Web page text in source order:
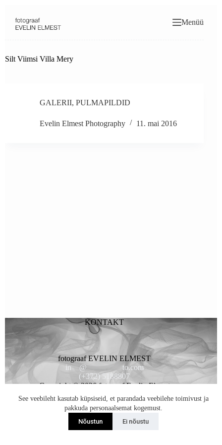
content
See veebileht kasutab küpsiseid, et parandada veebilehe toimivust ja
pakkuda personaalsemat kogemust.
Nõustun
Ei nõustu
Menüü
Silt Viimsi Villa Mery
GALERII, PULMAPILDID
Evelin Elmest Photography 11. mai 2016
KONTAKT
fotograaf EVELIN ELMEST
in** @********* to.com
(+372) 5188807
Copyright © 2026 fotogaaf Evelin Elmest